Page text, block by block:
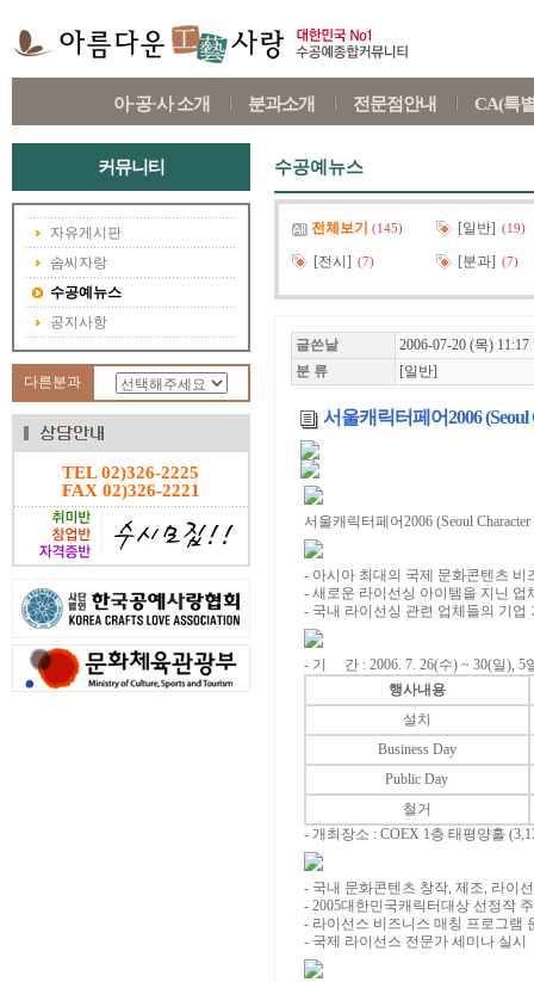
아·공·사 소개 분과소개 전문점안내 CA(특
커뮤니티
자유게시판
솜씨자랑
수공예뉴스
공지사항
다른분과
TEL 02)326-2225
FAX 02)326-2221
수공예뉴스
전체보기 (145) [일반] (19)
[전시] (7) [분과] (7)
글쓴날
2006-07-20 (목) 11:17
분 류
[일반]
서울캐릭터페어2006 (Seoul
서울캐릭터페어2006 (Seoul Character
- 아시아 최대의 국제 문화콘텐츠
- 새로운 라이선싱 아이템을 지닌
- 국내 라이선싱 관련 업체들의 기
- 기 간 : 2006. 7. 26(수) ~ 30(일), 5
행사내용
설치
Business Day
Public Day
철거
- 개최장소 : COEX 1층 태평양홀
- 국내 문화콘텐츠 창작, 제조, 라이
- 2005대한민국캐릭터대상 선정작
- 라이선스 비즈니스 매칭 프로그램
- 국제 라이선스 전문가 세미나 실시